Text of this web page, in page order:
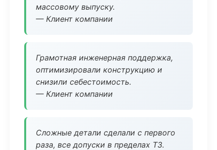
массовому выпуску.
— Клиент компании
Грамотная инженерная поддержка,
оптимизировали конструкцию и
снизили себестоимость.
— Клиент компании
Сложные детали сделали с первого
раза, все допуски в пределах ТЗ.